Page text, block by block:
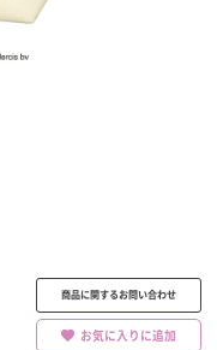
商品に関するお問い合わせ
お気に入りに追加